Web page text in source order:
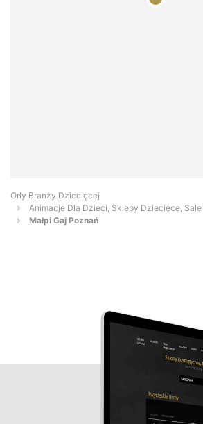
Orły Branży Dziecięcej
Animacje Dla Dzieci, Sklepy Dziecięce,
Małpi Gaj Poznań